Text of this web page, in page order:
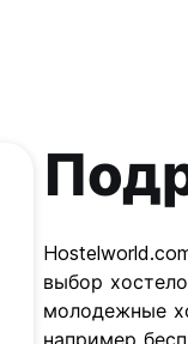
выбор
молодежные